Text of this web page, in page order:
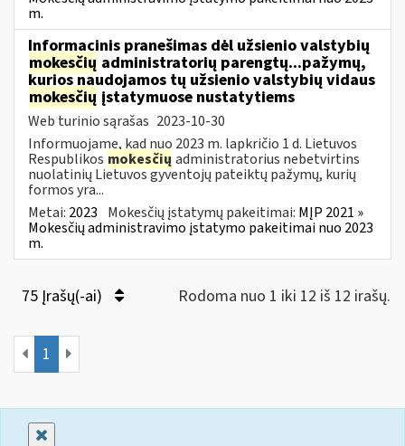
m.
Informacinis pranešimas dėl užsienio valstybių
mokesčių administratorių parengtų...pažymų,
kurios naudojamos tų užsienio valstybių vidaus
mokesčių įstatymuose nustatytiems
Web turinio sąrašas 2023-10-30
Informuojame, kad nuo 2023 m. lapkričio 1 d. Lietuvos
Respublikos mokesčių administratorius nebetvirtins
nuolatinių Lietuvos gyventojų pateiktų pažymų, kurių
formos yra...
Metai: 2023 Mokesčių įstatymų pakeitimai: MĮP 2021 »
Mokesčių administravimo įstatymo pakeitimai nuo 2023
m.
75 Įrašų(-ai) Rodoma nuo 1 iki 12 iš 12 irašų.
1